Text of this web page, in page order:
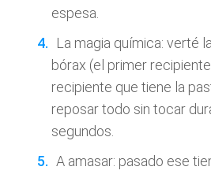
espesa.
La magia química: verté
bórax (el primer
recipiente que tiene la
reposar todo sin tocar
segundos.
A amasar: pasado ese